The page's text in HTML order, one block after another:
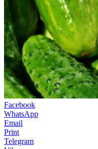
Facebook
WhatsApp
Email
Print
Telegram